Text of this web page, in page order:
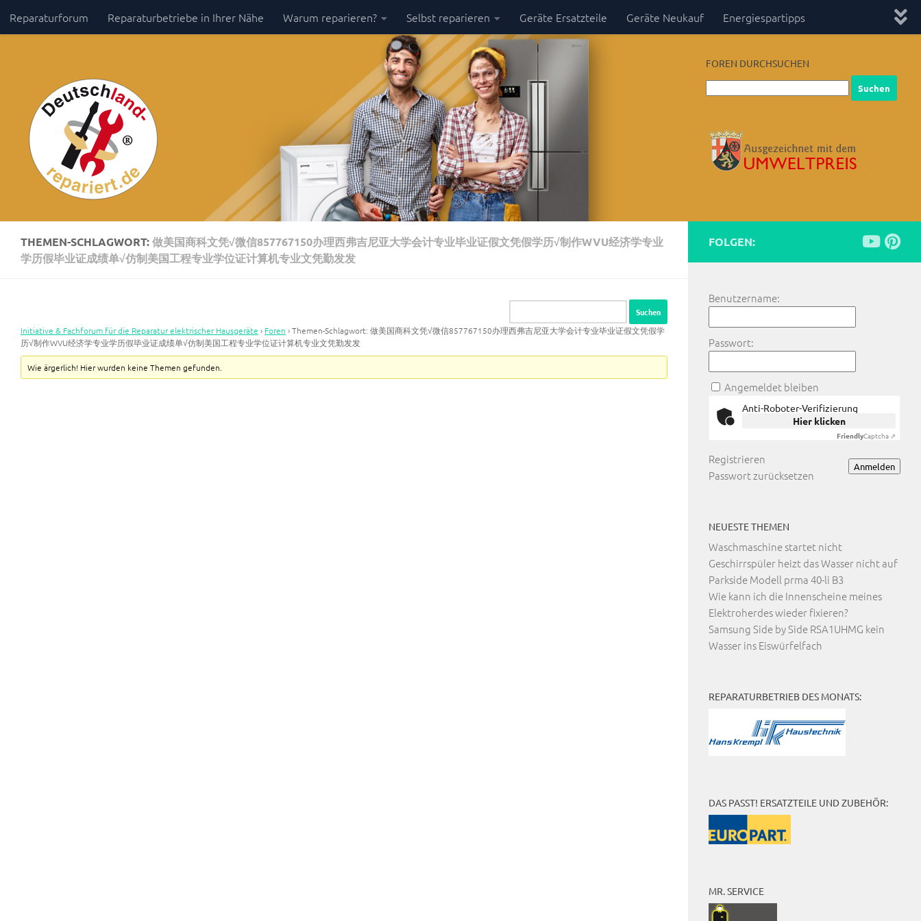
Zum Inhalt springen
Reparaturforum Reparaturbetriebe in Ihrer Nähe Warum reparieren? Selbst reparieren Geräte Ersatzteile Geräte Neukauf Energiespartipps
FOREN DURCHSUCHEN
THEMEN-SCHLAGWORT:做美国商科文凭√微信857767150办理西弗吉尼亚大学会计专业毕业证假文凭假学历√制作WVU经济学专业
学历假毕业证成绩单√仿制美国工程专业学位证计算机专业文凭勤发发
Initiative & Fachforum für die Reparatur elektrischer Hausgeräte › Foren ›Themen-Schlagwort: 做美国商科文凭√微信857767150办理西弗吉尼亚大学会计专业毕业证假文凭假学
历√制作WVU经济学专业学历假毕业证成绩单√仿制美国工程专业学位证计算机专业文凭勤发发
Wie ärgerlich! Hier wurden keine Themen gefunden.
FOLGEN:
Benutzername:
Passwort:
Angemeldet bleiben
Anti-Roboter-Verifizierung
Hier klicken
FriendlyCaptcha ⇗
Anmelden
Registrieren
Passwort zurücksetzen
NEUESTE THEMEN
Waschmaschine startet nicht
Geschirrspüler heizt das Wasser nicht auf
Parkside Modell prma 40-li B3
Wie kann ich die Innenscheine meines
Elektroherdes wieder fixieren?
Samsung Side by Side RSA1UHMG kein
Wasser ins Eiswürfelfach
REPARATURBETRIEB DES MONATS:
DAS PASST! ERSATZTEILE UND ZUBEHÖR:
MR. SERVICE